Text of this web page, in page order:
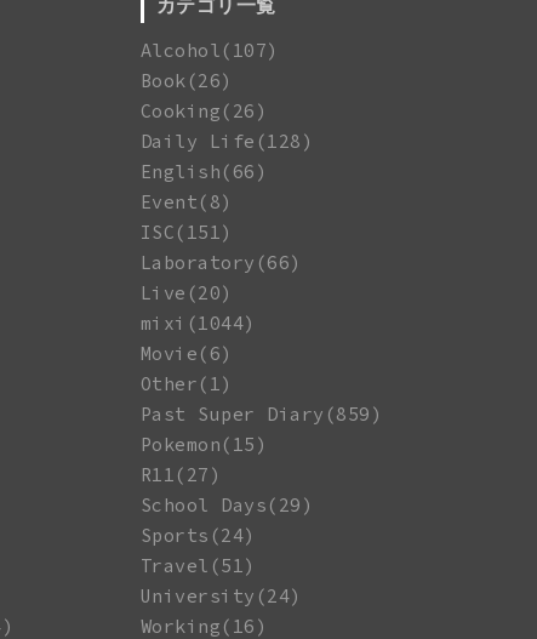
カテゴリ一覧
Alcohol(107)
Book(26)
Cooking(26)
Daily Life(128)
English(66)
Event(8)
ISC(151)
Laboratory(66)
Live(20)
mixi(1044)
Movie(6)
Other(1)
Past Super Diary(859)
Pokemon(15)
R11(27)
School Days(29)
Sports(24)
Travel(51)
University(24)
Working(16)